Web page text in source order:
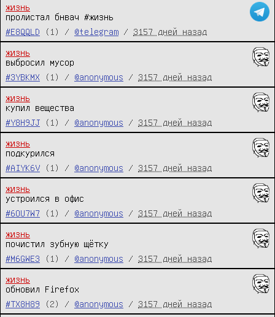
жизнь
пролистал бнвач #жизнь
#E8QQLD
(1) / @telegram / 3157 дней назад
жизнь
выбросил мусор
#3YBKMX
(1) / @anonymous / 3157 дней назад
жизнь
купил вещества
#Y8H9JJ
(1) / @anonymous / 3157 дней назад
жизнь
подкурился
#AIYK6V
(1) / @anonymous / 3157 дней назад
жизнь
устроился в офис
#6OU7W7
(1) / @anonymous / 3157 дней назад
жизнь
почистил зубную щётку
#M6GWE3
(1) / @anonymous / 3157 дней назад
жизнь
обновил Firefox
#TX8H89
(2) / @anonymous / 3157 дней назад